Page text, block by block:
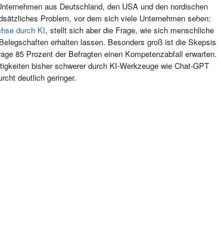
aus Deutschland, den USA und den nordischen
Problem, vor dem sich viele Unternehmen sehen:
durch KI, stellt sich aber die Frage, wie sich menschliche
erhalten lassen. Besonders groß ist die Skepsis
85 Prozent der Befragten einen Kompetenzabfall erwarten.
bisher schwerer durch KI-Werkzeuge wie Chat-GPT
deutlich geringer.